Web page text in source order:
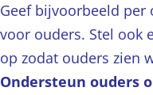
Geef bijvoorbeeld
voor ouders. Stel ook
op zodat ouders zien
Ondersteun ouders